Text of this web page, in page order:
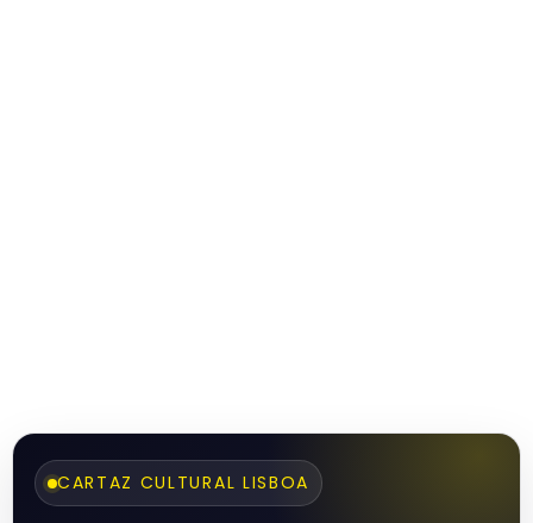
CARTAZ CULTURAL LISBOA